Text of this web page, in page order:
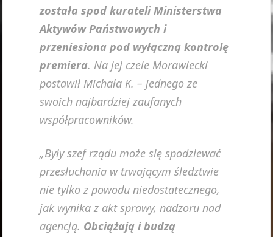
została spod kurateli Ministerstwa
Aktywów Państwowych i
przeniesiona pod wyłączną kontrolę
premiera. Na jej czele Morawiecki
postawił Michała K. – jednego ze
swoich najbardziej zaufanych
współpracowników.
„Były szef rządu może się spodziewać
przesłuchania w trwającym śledztwie
nie tylko z powodu niedostatecznego,
jak wynika z akt sprawy, nadzoru nad
agencją. Obciążają i budzą